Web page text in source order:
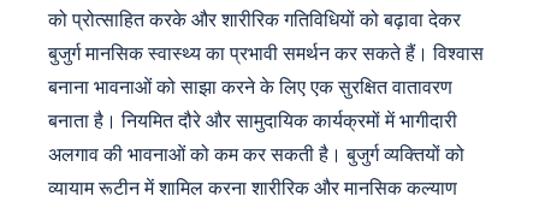
को प्रोत्साहित करके और शारीरिक गतिविधियों को बढ़ावा देकर
बुजुर्ग मानसिक स्वास्थ्य का प्रभावी समर्थन कर सकते हैं। विश्वास
बनाना भावनाओं को साझा करने के लिए एक सुरक्षित वातावरण
बनाता है। नियमित दौरे और सामुदायिक कार्यक्रमों में भागीदारी
अलगाव की भावनाओं को कम कर सकती है। बुजुर्ग व्यक्तियों को
व्यायाम रूटीन में शामिल करना शारीरिक और मानसिक कल्याण